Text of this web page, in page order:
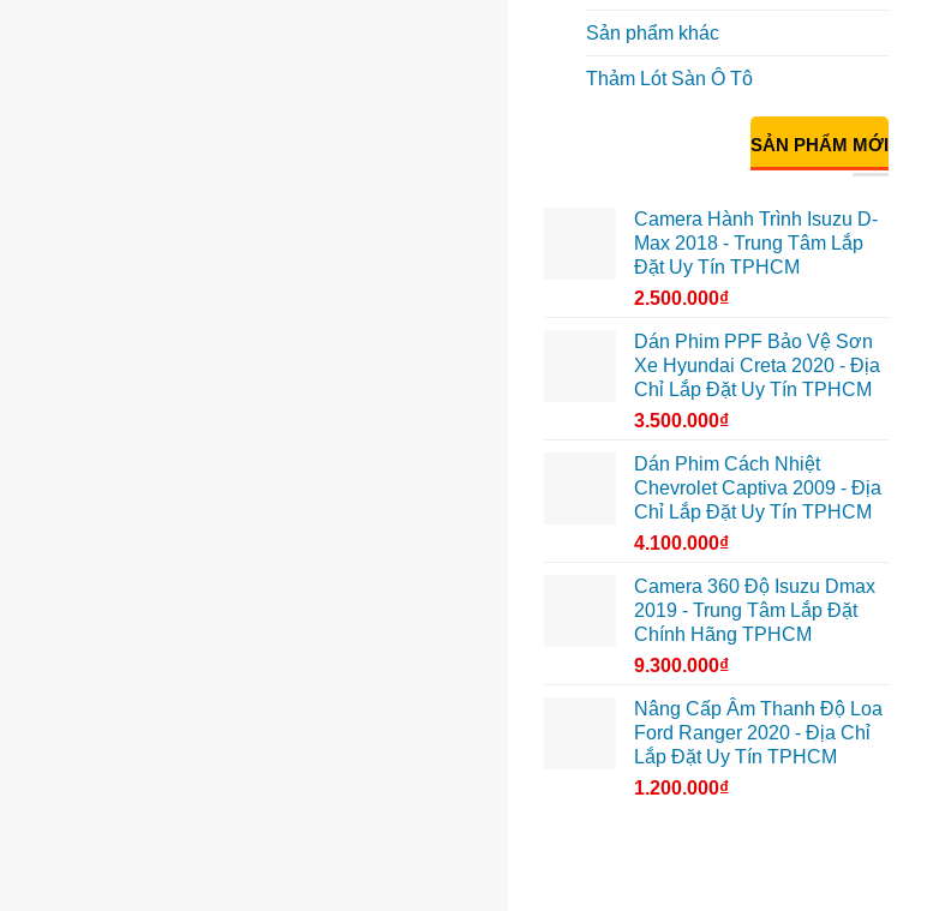
Sản phẩm khác
Thảm Lót Sàn Ô Tô
SẢN PHẨM MỚI
Camera Hành Trình Isuzu D-
Max 2018 - Trung Tâm Lắp
Đặt Uy Tín TPHCM
2.500.000₫
Dán Phim PPF Bảo Vệ Sơn
Xe Hyundai Creta 2020 - Địa
Chỉ Lắp Đặt Uy Tín TPHCM
3.500.000₫
Dán Phim Cách Nhiệt
Chevrolet Captiva 2009 - Địa
Chỉ Lắp Đặt Uy Tín TPHCM
4.100.000₫
Camera 360 Độ Isuzu Dmax
2019 - Trung Tâm Lắp Đặt
Chính Hãng TPHCM
9.300.000₫
Nâng Cấp Âm Thanh Độ Loa
Ford Ranger 2020 - Địa Chỉ
Lắp Đặt Uy Tín TPHCM
1.200.000₫